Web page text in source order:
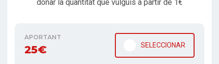
donar la quantitat que vulguis a partir de 1€
APORTANT
25€ SELECCIONAR